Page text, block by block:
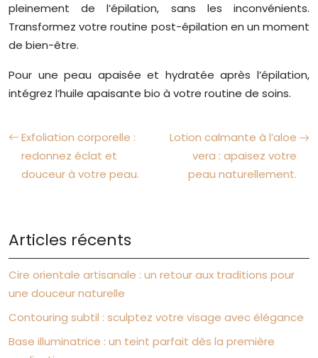
pleinement de l’épilation, sans les inconvénients.
Transformez votre routine post-épilation en un moment
de bien-être.
Pour une peau apaisée et hydratée après l’épilation,
intégrez l’huile apaisante bio à votre routine de soins.
Exfoliation corporelle :
redonnez éclat et
douceur à votre peau.
Lotion calmante à l’aloe
vera : apaisez votre
peau naturellement.
Articles récents
Cire orientale artisanale : un retour aux traditions pour
une douceur naturelle
Contouring subtil : sculptez votre visage avec élégance
Base illuminatrice : un teint parfait dès la première